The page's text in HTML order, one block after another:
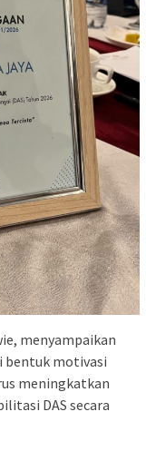
menyampaikan
bentuk motivasi
meningkatkan
DAS secara